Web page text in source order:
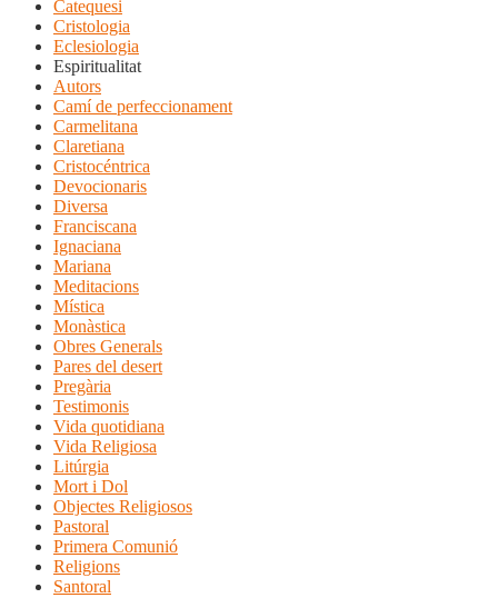
Catequesi
Cristologia
Eclesiologia
Espiritualitat
Autors
Camí de perfeccionament
Carmelitana
Claretiana
Cristocéntrica
Devocionaris
Diversa
Franciscana
Ignaciana
Mariana
Meditacions
Mística
Monàstica
Obres Generals
Pares del desert
Pregària
Testimonis
Vida quotidiana
Vida Religiosa
Litúrgia
Mort i Dol
Objectes Religiosos
Pastoral
Primera Comunió
Religions
Santoral